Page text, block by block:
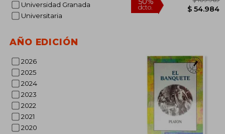
Universidad Granada
Universitaria
AÑO EDICIÓN
2026
2025
2024
2023
2022
2021
2020
50%
dcto.